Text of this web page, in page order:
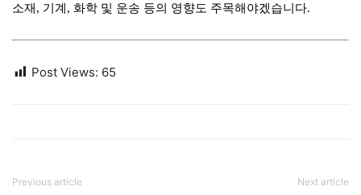
소재, 기계, 화학 및 운송 등의 영향도 주목해야겠습니다.
Post Views: 65
Previous article Next article